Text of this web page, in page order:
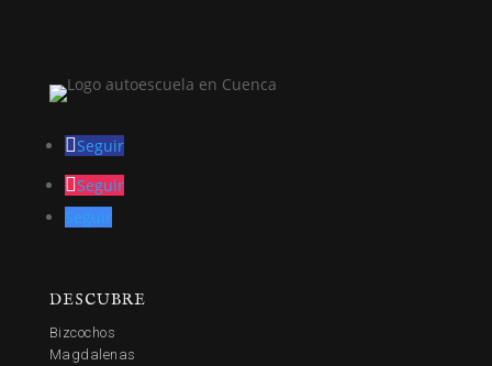
Seguir
Seguir
Seguir
DESCUBRE
Bizcochos
Magdalenas